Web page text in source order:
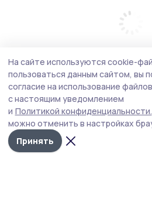
На сайте используются cookie-
пользоваться данным сайтом, вы
согласие на использование
с настоящим уведомлением
и Политикой конфиденциальности.
можно отменить в настройках
Принять